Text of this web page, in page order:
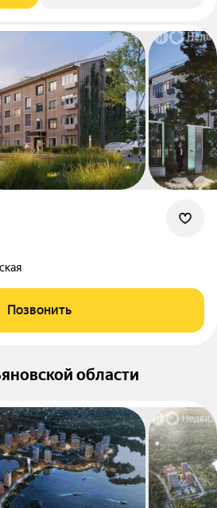
Позвонить
области